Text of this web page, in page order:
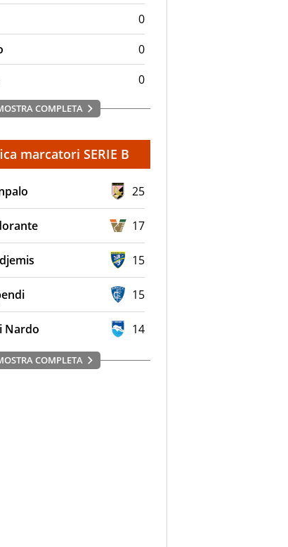
0
0
0
COMPLETA
marcatori SERIE B
25
17
15
15
Nardo 14
COMPLETA